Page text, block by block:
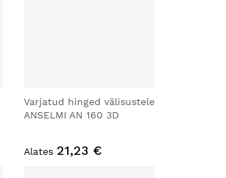
Varjatud hinged välisustele
ANSELMI AN 160 3D
Alates 21,23 €